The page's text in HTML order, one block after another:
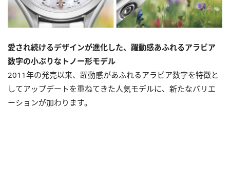
愛され続けるデザインが進化した、躍動感あふれるアラビア
数字の小ぶりなトノー形モデル
2011年の発売以来、躍動感があふれるアラビア数字を特徴と
してアップデートを重ねてきた人気モデルに、新たなバリエ
ーションが加わります。